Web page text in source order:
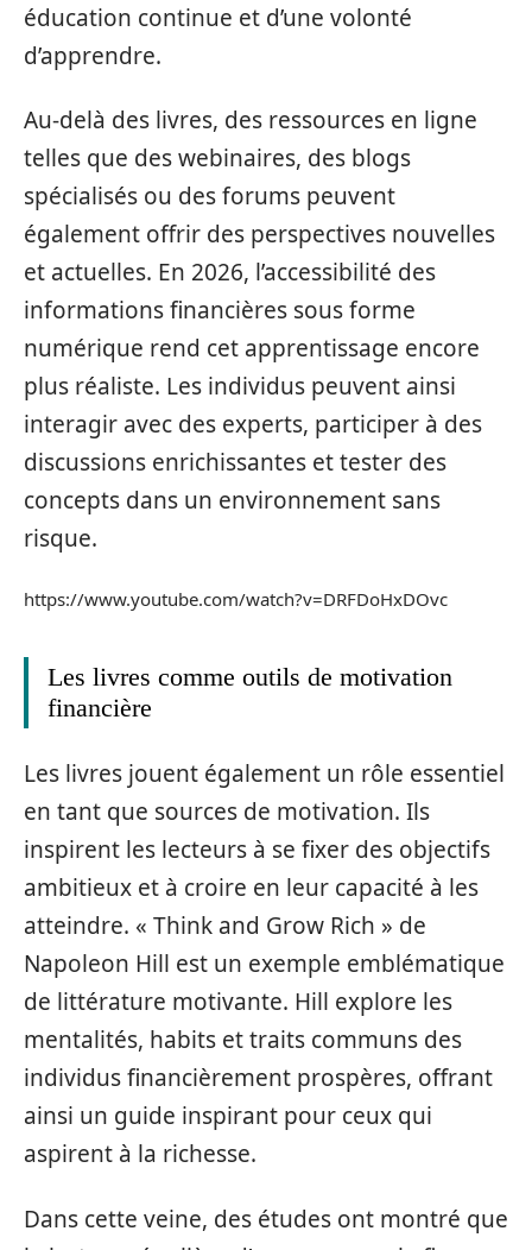
éducation continue et d’une volonté
d’apprendre.
Au-delà des livres, des ressources en ligne
telles que des webinaires, des blogs
spécialisés ou des forums peuvent
également offrir des perspectives nouvelles
et actuelles. En 2026, l’accessibilité des
informations financières sous forme
numérique rend cet apprentissage encore
plus réaliste. Les individus peuvent ainsi
interagir avec des experts, participer à des
discussions enrichissantes et tester des
concepts dans un environnement sans
risque.
https://www.youtube.com/watch?v=DRFDoHxDOvc
Les livres comme outils de motivation
financière
Les livres jouent également un rôle essentiel
en tant que sources de motivation. Ils
inspirent les lecteurs à se fixer des objectifs
ambitieux et à croire en leur capacité à les
atteindre. « Think and Grow Rich » de
Napoleon Hill est un exemple emblématique
de littérature motivante. Hill explore les
mentalités, habits et traits communs des
individus financièrement prospères, offrant
ainsi un guide inspirant pour ceux qui
aspirent à la richesse.
Dans cette veine, des études ont montré que